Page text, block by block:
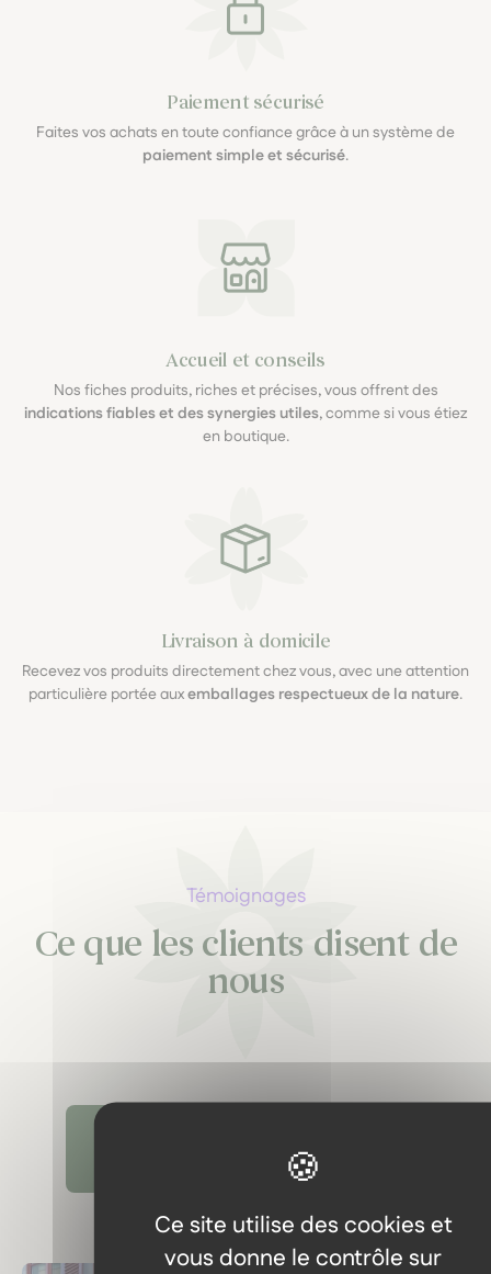
Ce site utilise des cookies et
vous donne le contrôle sur
Paiement sécurisé
Faites vos achats en toute confiance grâce à un système de
paiement simple et sécurisé.
Accueil et conseils
Nos fiches produits, riches et précises, vous offrent des
indications fiables et des synergies utiles, comme si vous étiez
en boutique.
Livraison à domicile
Recevez vos produits directement chez vous, avec une attention
particulière portée auxemballages respectueux de la nature.
Témoignages
Ce que les clients disent de
nous
Découvrir tous les témoignages